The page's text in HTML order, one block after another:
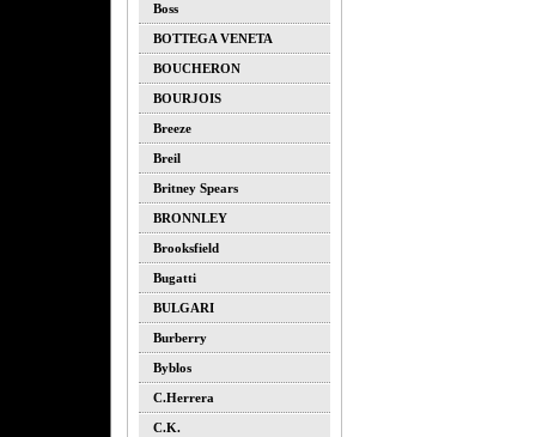
Boss
BOTTEGA VENETA
BOUCHERON
BOURJOIS
Breeze
Breil
Britney Spears
BRONNLEY
Brooksfield
Bugatti
BULGARI
Burberry
Byblos
C.herrera
C.k.